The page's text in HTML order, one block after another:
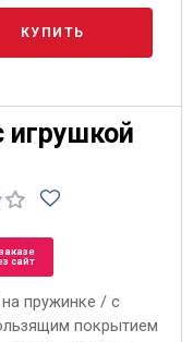
КУПИТЬ
игрушкой
сайт
пружинке / с
покрытием